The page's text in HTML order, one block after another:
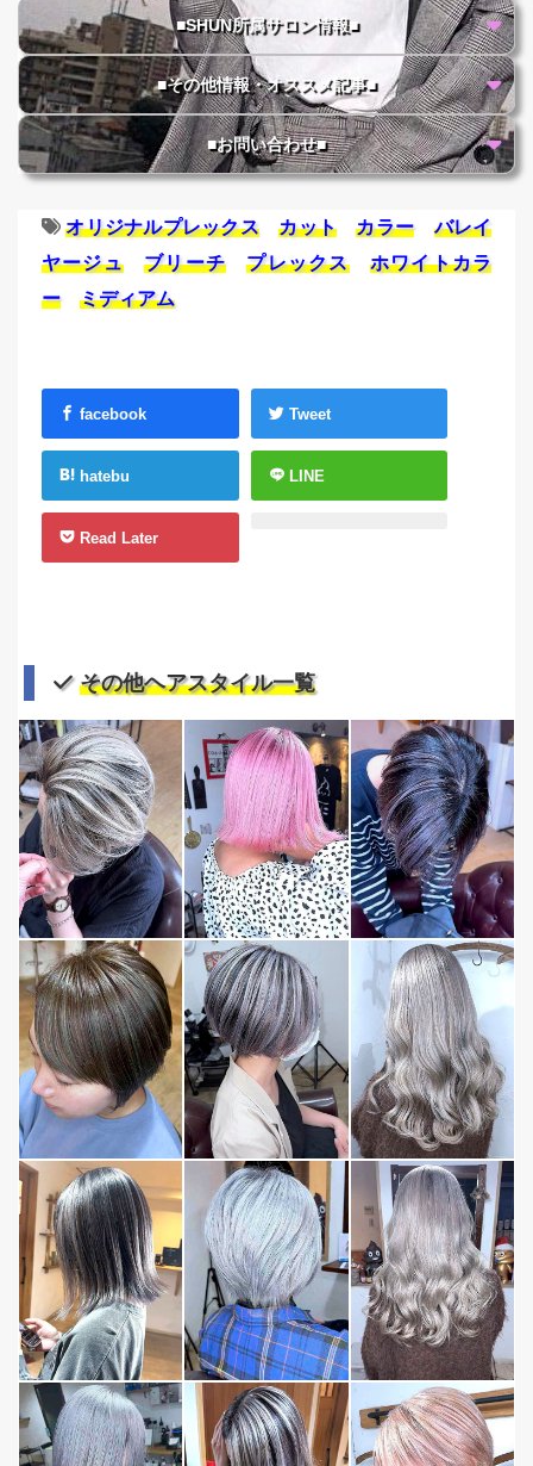
■SHUN所属サロン情報■
■その他情報・オススメ記事■
■お問い合わせ■
オリジナルプレックス カット カラー
バレイ
ヤージュ
ブリーチ プレックス
ホワイトカラ
ー
ミディアム
facebook Tweet
hatebu LINE
Read Later
その他ヘアスタイル一覧